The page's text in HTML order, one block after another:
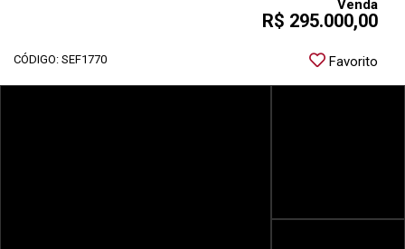
Venda
R$ 295.000,00
CÓDIGO: SEF1770 Favorito